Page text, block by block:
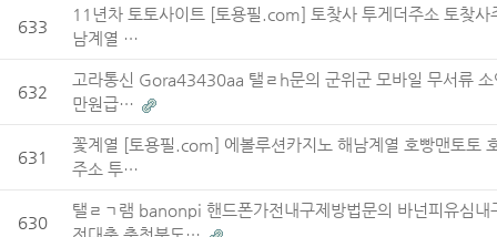
633
11년차 토토사이트 [토용필.com] 토찾사 투게더주소 토찾
남계열 …
632
고라통신 Gora43430aa 탤ㄹh문의 군위군 모바일 무서류
만원급…
631
꽃계열 [토용필.com] 에볼루션카지노 해남계열 호빵맨토토
주소 투…
630
탤ㄹㄱ램 banonpi 핸드폰가전내구제방법문의 바넌피유심